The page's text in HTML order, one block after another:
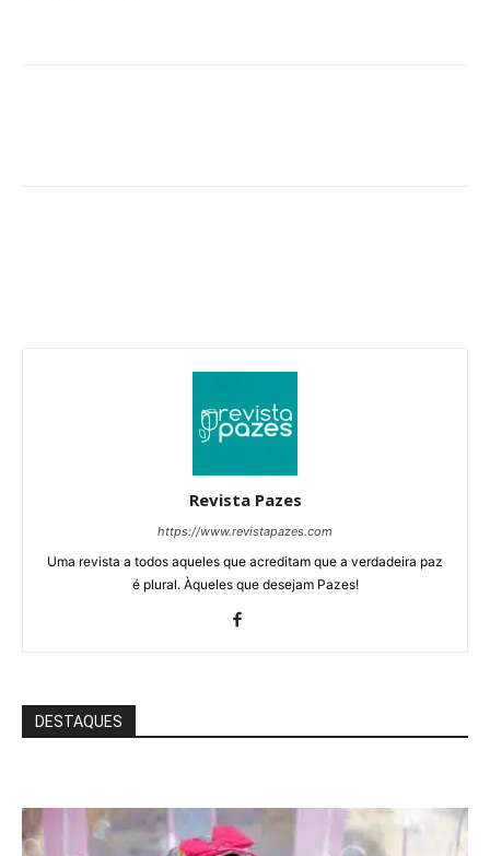
Revista Pazes
https://www.revistapazes.com
Uma revista a todos aqueles que acreditam que a verdadeira paz
é plural. Àqueles que desejam Pazes!
DESTAQUES